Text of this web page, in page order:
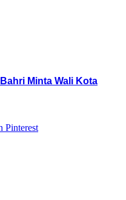
Minta Wali Kota
Pinterest